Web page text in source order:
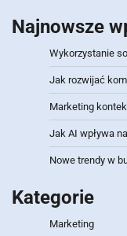
Najnowsze
Wykorzystanie
Jak rozwijać
Marketing
Jak AI wpływa
Nowe trendy w
Kategorie
Marketing